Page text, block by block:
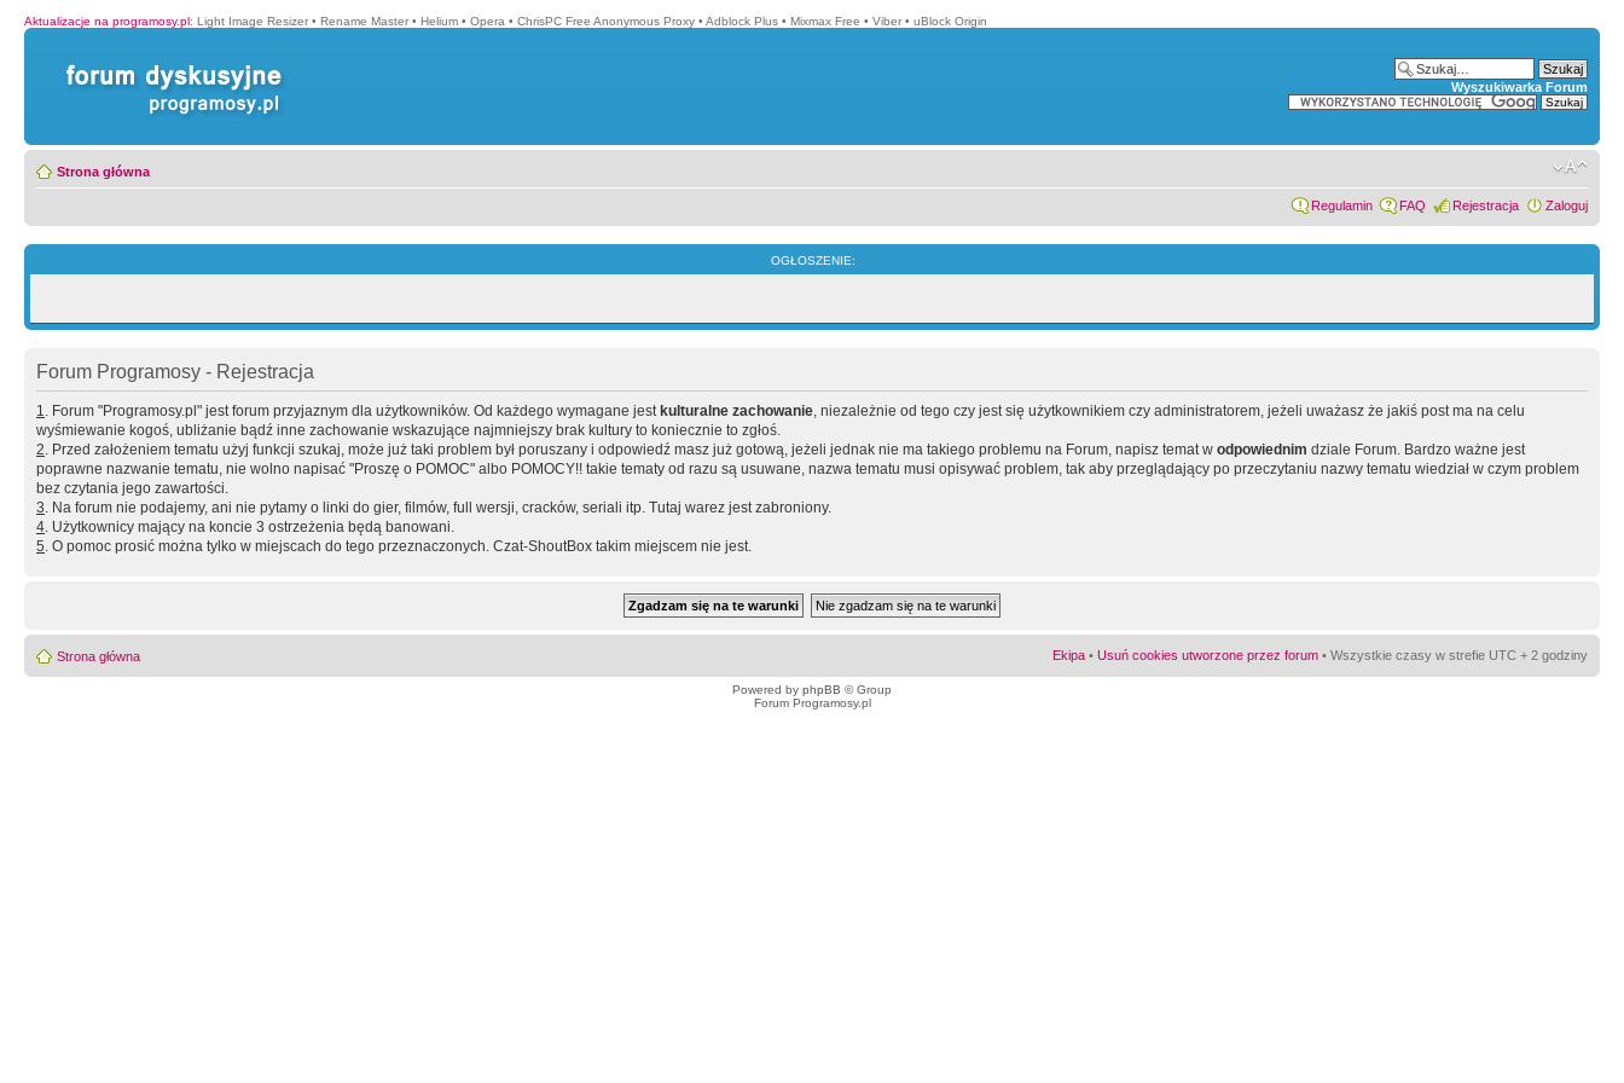
Aktualizacje na programosy.pl: Light Image Resizer • Rename Master • Helium • Opera • ChrisPC Free Anonymous Proxy • Adblock Plus • Mixmax Free • Viber • uBlock Origin
Wyszukiwarka Forum
Strona główna
Regulamin FAQ Rejestracja Zaloguj
OGŁOSZENIE:
Forum Programosy - Rejestracja
1. Forum "Programosy.pl" jest forum przyjaznym dla użytkowników. Od każdego wymagane jest kulturalne zachowanie, niezależnie od tego czy jest się użytkownikiem czy administratorem, jeżeli uważasz że jakiś post ma na celu
wyśmiewanie kogoś, ubliżanie bądź inne zachowanie wskazujące najmniejszy brak kultury to koniecznie to zgłoś.
2. Przed założeniem tematu użyj funkcji szukaj, może już taki problem był poruszany i odpowiedź masz już gotową, jeżeli jednak nie ma takiego problemu na Forum, napisz temat w odpowiednim dziale Forum. Bardzo ważne jest
poprawne nazwanie tematu, nie wolno napisać "Proszę o POMOC" albo POMOCY!! takie tematy od razu są usuwane, nazwa tematu musi opisywać problem, tak aby przeglądający po przeczytaniu nazwy tematu wiedział w czym problem
bez czytania jego zawartości.
3. Na forum nie podajemy, ani nie pytamy o linki do gier, filmów, full wersji, cracków, seriali itp. Tutaj warez jest zabroniony.
4. Użytkownicy mający na koncie 3 ostrzeżenia będą banowani.
5. O pomoc prosić można tylko w miejscach do tego przeznaczonych. Czat-ShoutBox takim miejscem nie jest.
Strona główna Ekipa • Usuń cookies utworzone przez forum • Wszystkie czasy w strefie UTC + 2 godziny
Powered by phpBB © Group
Forum Programosy.pl